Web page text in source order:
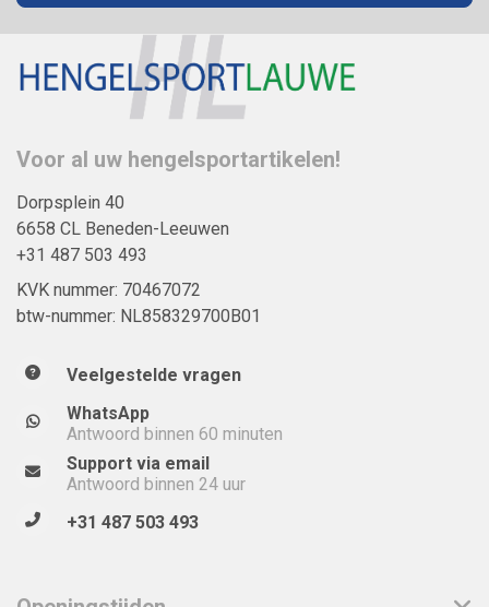
Voor al uw hengelsportartikelen!
Dorpsplein 40
6658 CL Beneden-Leeuwen
+31 487 503 493
KVK nummer: 70467072
btw-nummer: NL858329700B01
Veelgestelde vragen
WhatsApp
Antwoord binnen 60 minuten
Support via email
Antwoord binnen 24 uur
+31 487 503 493